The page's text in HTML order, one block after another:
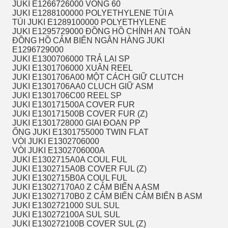
JUKI E1266726000 VÒNG 60
JUKI E1288100000 POLYETHYLENE TÚI A
TÚI JUKI E1289100000 POLYETHYLENE
JUKI E1295729000 ĐỒNG HỒ CHÍNH AN TOÀN
ĐỒNG HỒ CẢM BIẾN NGÂN HÀNG JUKI
E1296729000
JUKI E1300706000 TRẢ LẠI SP
JUKI E1301706000 XUÂN REEL
JUKI E1301706A00 MỘT CÁCH GIỮ CLUTCH
JUKI E1301706AA0 CLUCH GIỮ ASM
JUKI E1301706C00 REEL SP
JUKI E130171500A COVER FUR
JUKI E130171500B COVER FUR (Z)
JUKI E1301728000 GIAI ĐOẠN PP
ỐNG JUKI E1301755000 TWIN FLAT
VÒI JUKI E1302706000
VÒI JUKI E1302706000A
JUKI E1302715A0A COUL FUL
JUKI E1302715A0B COVER FUL (Z)
JUKI E1302715B0A COUL FUL
JUKI E13027170A0 Z CẢM BIẾN A ASM
JUKI E13027170B0 Z CẢM BIẾN CẢM BIẾN B ASM
JUKI E1302721000 SUL SUL
JUKI E130272100A SUL SUL
JUKI E130272100B COVER SUL (Z)